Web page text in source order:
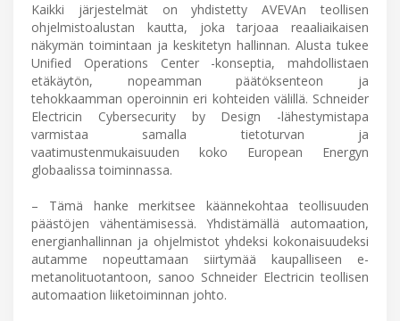
Kaikki järjestelmät on yhdistetty AVEVAn teollisen
ohjelmistoalustan kautta, joka tarjoaa reaaliaikaisen
näkymän toimintaan ja keskitetyn hallinnan. Alusta tukee
Unified Operations Center -konseptia, mahdollistaen
etäkäytön, nopeamman päätöksenteon ja
tehokkaamman operoinnin eri kohteiden välillä. Schneider
Electricin Cybersecurity by Design -lähestymistapa
varmistaa samalla tietoturvan ja
vaatimustenmukaisuuden koko European Energyn
globaalissa toiminnassa.
– Tämä hanke merkitsee käännekohtaa teollisuuden
päästöjen vähentämisessä. Yhdistämällä automaation,
energianhallinnan ja ohjelmistot yhdeksi kokonaisuudeksi
autamme nopeuttamaan siirtymää kaupalliseen e-
metanolituotantoon, sanoo Schneider Electricin teollisen
automaation liiketoiminnan johto.